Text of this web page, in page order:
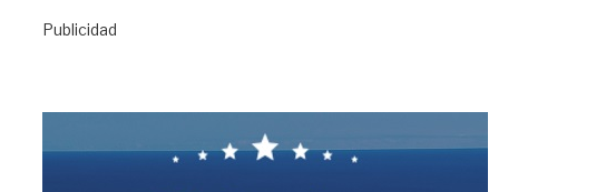
Publicidad